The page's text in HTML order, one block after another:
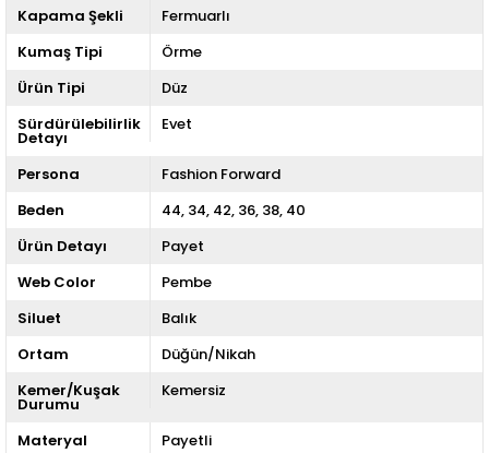
Kapama Şekli
Fermuarlı
Kumaş Tipi
Örme
Ürün Tipi
Düz
Sürdürülebilirlik
Detayı
Evet
Persona
Fashion Forward
Beden
44 34 42 36 38 40
Ürün Detayı
Payet
Web Color
Pembe
Siluet
Balık
Ortam
Düğün/Nikah
Kemer/Kuşak
Durumu
Kemersiz
Materyal
Payetli